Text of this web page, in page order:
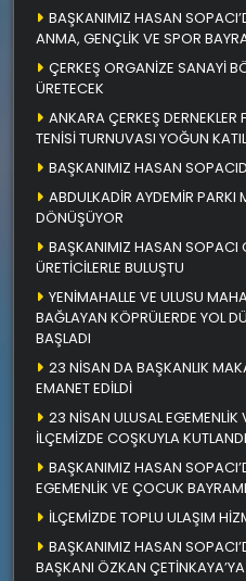
BAŞKANIMIZ HASAN
ANMA, GENÇLİK VE SPOR
ÇERKEŞ ORGANİZE SANAYİ
ÜRETECEK
ANKARA ÇERKEŞ
TENİSİ TURNUVASI YOĞUN
BAŞKANIMIZ HASAN
ABDULKADİR AYDEMİR
DÖNÜŞÜYOR
BAŞKANIMIZ HASAN SOPACI
ÜRETİCİLERLE BULUŞTU
YENİMAHALLE VE ULUSU
BAĞLAYAN KÖPRÜLERDE YOL
BAŞLADI
23 NİSAN DA BAŞKANLIK
EMANET EDİLDİ
23 NİSAN ULUSAL
İLÇEMİZDE COŞKUYLA KUTLANDI
BAŞKANIMIZ HASAN
EGEMENLİK VE ÇOCUK
İLÇEMİZDE TOPLU ULAŞIM
BAŞKANIMIZ HASAN
BAŞKANI ÖZKAN